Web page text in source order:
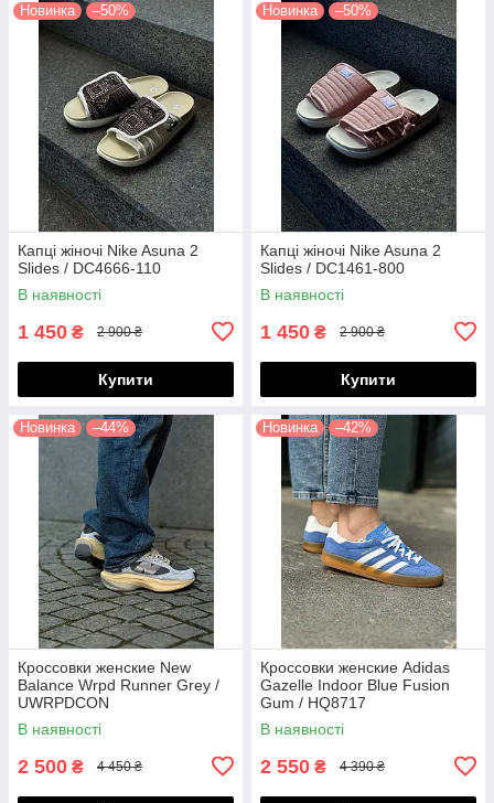
Новинка –50%
Капці жіночі Nike Asuna 2
Slides / DC4666-110
В наявності
1 450 ₴ 2 900 ₴
Купити
Новинка –50%
Капці жіночі Nike Asuna 2
Slides / DC1461-800
В наявності
1 450 ₴ 2 900 ₴
Купити
Новинка –44%
Кроссовки женские New
Balance Wrpd Runner Grey /
UWRPDCON
В наявності
2 500 ₴ 4 450 ₴
Новинка –42%
Кроссовки женские Adidas
Gazelle Indoor Blue Fusion
Gum / HQ8717
В наявності
2 550 ₴ 4 390 ₴